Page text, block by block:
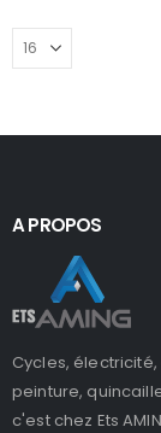
A PROPOS
Cycles,
peinture,
c'est chez Ets